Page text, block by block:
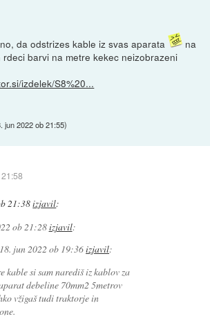
da odstrizes kable iz svas aparata
na
barvi na metre kekec neizobrazeni
izdelek/S8%20...
jun 2022 ob 21:55)
21:38izjavil:
ob 21:28izjavil:
18. jun 2022 ob 19:36izjavil:
kable si sam narediš iz kablov za
debeline 70mm2 5metrov
vžigaš tudi traktorje in